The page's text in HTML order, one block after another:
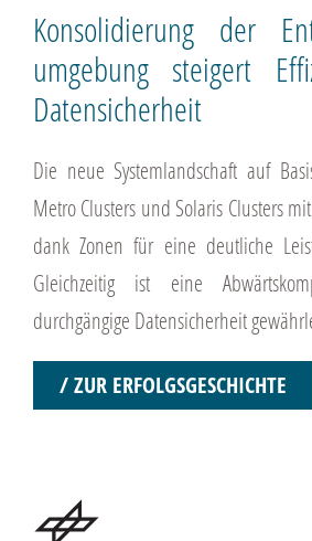
Konsolidierung der
umgebung steigert
Daten­sicherheit
Die neue Systemlandschaft auf
Metro Clusters und Solaris Clusters
dank Zonen für eine deutliche
Gleichzeitig ist eine
durchgängige Datensicherheit
/ ZUR ERFOLGSGESCHICHTE